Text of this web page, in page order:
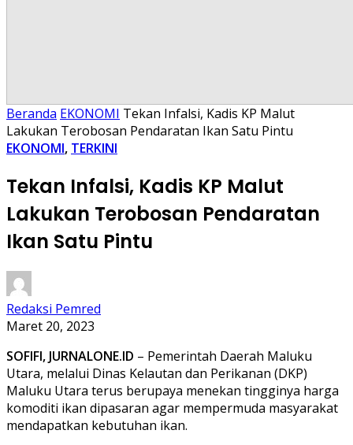
Beranda EKONOMI Tekan Infalsi, Kadis KP Malut
Lakukan Terobosan Pendaratan Ikan Satu Pintu
EKONOMI, TERKINI
Tekan Infalsi, Kadis KP Malut
Lakukan Terobosan Pendaratan
Ikan Satu Pintu
Redaksi Pemred
Maret 20, 2023
SOFIFI, JURNALONE.ID – Pemerintah Daerah Maluku
Utara, melalui Dinas Kelautan dan Perikanan (DKP)
Maluku Utara terus berupaya menekan tingginya harga
komoditi ikan dipasaran agar mempermuda masyarakat
mendapatkan kebutuhan ikan.